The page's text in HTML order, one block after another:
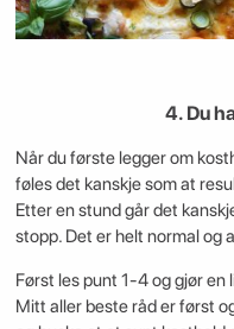
4. Du
Når du første legger om
føles det kanskje som at
Etter en stund går det
stopp. Det er helt normal og
Først les punt 1-4 og gjør en
Mitt aller beste råd er først